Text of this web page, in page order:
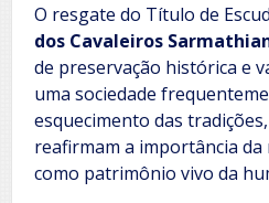
O resgate do Título de
dos Cavaleiros
de preservação histórica e
uma sociedade
esquecimento das
reafirmam a importância
como patrimônio vivo da